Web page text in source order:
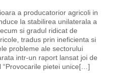
a producatorior agricoli in
la stabilirea unilaterala a
si gradul ridicat de
tradus prin ineficienta si
probleme ale sectorului
intr-un raport lansat joi de
“Provocarile pietei unice[…]